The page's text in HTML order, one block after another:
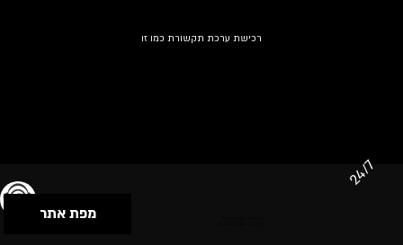
רכישת ערכת תקשורת כמו זו
מפת אתר
24/7